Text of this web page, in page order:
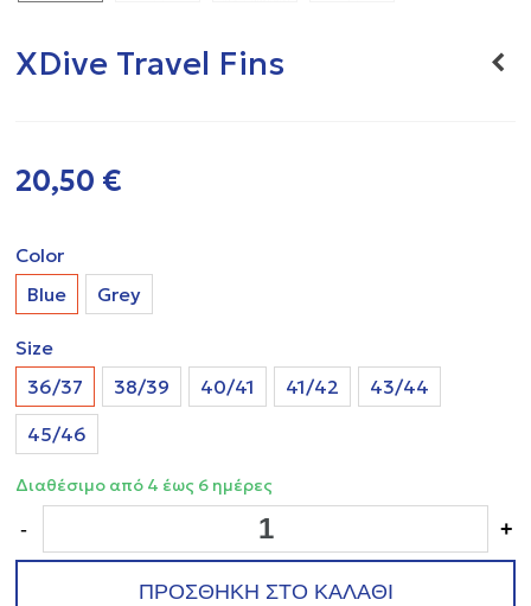
XDive Travel Fins
20,50 €
Color
Blue
Grey
Size
36/37
38/39 40/41 41/42
43/44
45/46
Διαθέσιμο από 4 έως 6 ημέρες
- +
ΠΡΟΣΘΗΚΗ ΣΤΟ ΚΑΛΑΘΙ